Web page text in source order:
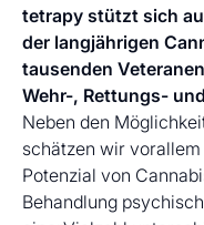
tetrapy stützt sich
der langjährigen
tausenden
Wehr-, Rettungs-
Neben den
schätzen wir
Potenzial von
Behandlung